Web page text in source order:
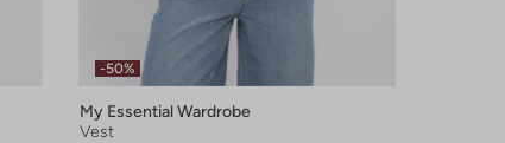
-50%
My Essential Wardrobe
Vest